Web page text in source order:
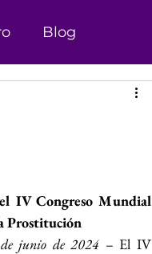
Blog
Reconocimiento
IV Congreso Mundial
Prostitución
junio de 2024 – El IV